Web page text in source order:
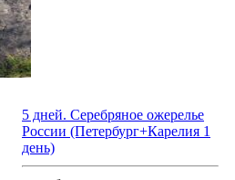
5 дней. Серебряное ожерелье
России (Петербург+Карелия 1
день)